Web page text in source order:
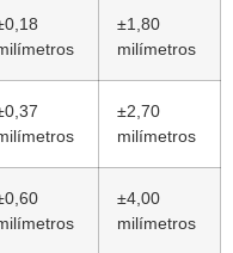
±1,80
milímetros
±2,70
milímetros
±4,00
milímetros